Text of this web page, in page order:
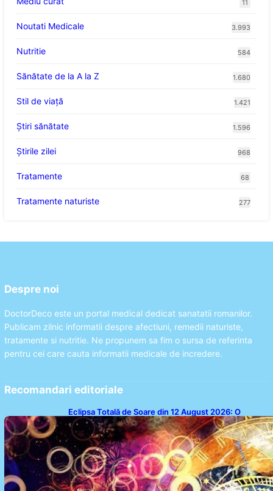
11
Noutati Medicale 3.993
Nutritie 584
Sănătate de la A la Z 1.680
Stil de viaţă 1.421
Ştiri sănătate 1.596
Știrile zilei 968
Tratamente 68
Tratamente naturiste 277
Despre noi
DoctorDeco este un portal medical dedicat sanatatii romanilor.
Publicam zilnic informatii despre afectiuni, remedii naturiste,
tratamente si nutritie. Ne propunem sa fim o sursa de referinta
pentru cei care cauta informatii medicale de incredere.
Recomandari editoriale
Eclipsa Totală de Soare din 12 August 2026: O
Analiză a Impactului asupra Trei Zodii și a Ciclului de
18 Ani